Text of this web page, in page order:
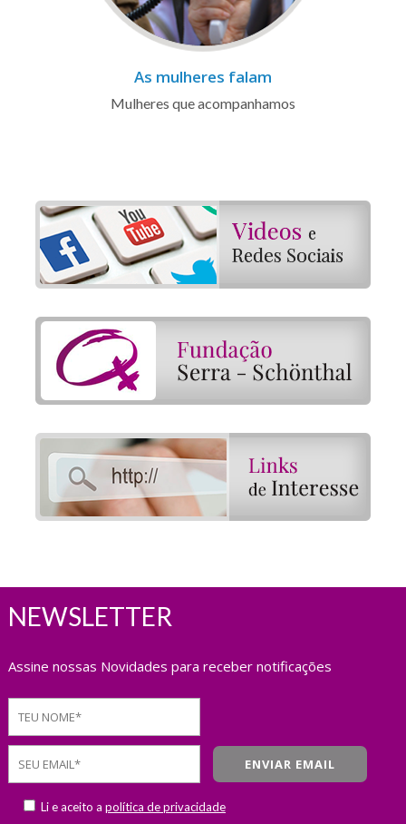
As mulheres falam
Mulheres que acompanhamos
NEWSLETTER
Assine nossas Novidades para receber notificações
Li e aceito a política de privacidade